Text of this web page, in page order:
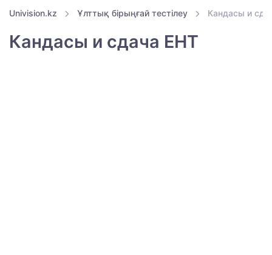
Univision.kz Ұлттық бірыңғай тестілеу Кандасы и
Кандасы и сдача ЕНТ